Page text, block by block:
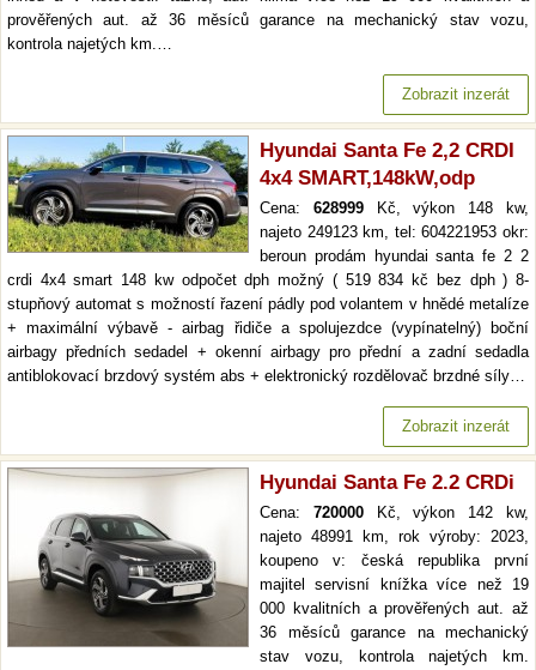
prověřených aut. až 36 měsíců garance na mechanický stav vozu,
kontrola najetých km.…
Zobrazit inzerát
Hyundai Santa Fe 2,2 CRDI
4x4 SMART,148kW,odp
Cena: 628999Kč, výkon 148 kw,
najeto 249123 km, tel: 604221953 okr:
beroun prodám hyundai santa fe 2 2
crdi 4x4 smart 148 kw odpočet dph možný ( 519 834 kč bez dph ) 8-
stupňový automat s možností řazení pádly pod volantem v hnědé metalíze
+ maximální výbavě - airbag řidiče a spolujezdce (vypínatelný) boční
airbagy předních sedadel + okenní airbagy pro přední a zadní sedadla
antiblokovací brzdový systém abs + elektronický rozdělovač brzdné síly…
Zobrazit inzerát
Hyundai Santa Fe 2.2 CRDi
Cena: 720000Kč, výkon 142 kw,
najeto 48991 km, rok výroby: 2023,
koupeno v: česká republika první
majitel servisní knížka více než 19
000 kvalitních a prověřených aut. až
36 měsíců garance na mechanický
stav vozu, kontrola najetých km.